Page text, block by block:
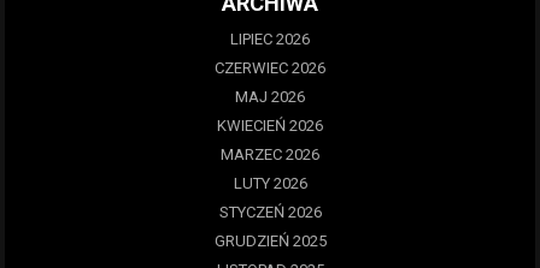
LIPIEC 2026
CZERWIEC 2026
MAJ 2026
KWIECIEŃ 2026
MARZEC 2026
LUTY 2026
STYCZEŃ 2026
GRUDZIEŃ 2025